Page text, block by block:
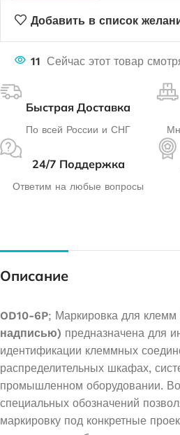
Добавить в список
11 Сейчас этот товар
Быстрая Доставка
По всей России и СНГ
24/7 Поддержка
Ответим на любые вопросы
Описание
OD10-6P; Маркировка для клемм
надписью) предназначена для
идентификации клеммных
распределительных шкафах,
промышленном оборудовании.
специальных обозначений
маркировку под конкретные